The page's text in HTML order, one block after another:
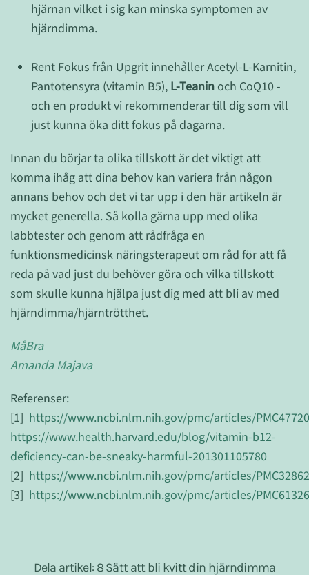
hjärnan vilket i sig kan minska symptomen av
hjärndimma.
Rent Fokus från Upgrit innehåller Acetyl-L-Karnitin,
Pantotensyra (vitamin B5), L-Teanin och CoQ10 -
och en produkt vi rekommenderar till dig som vill
just kunna öka ditt fokus på dagarna.
Innan du börjar ta olika tillskott är det viktigt att
komma ihåg att dina behov kan variera från någon
annans behov och det vi tar upp i den här artikeln är
mycket generella. Så kolla gärna upp med olika
labbtester och genom att rådfråga en
funktionsmedicinsk näringsterapeut om råd för att få
reda på vad just du behöver göra och vilka tillskott
som skulle kunna hjälpa just dig med att bli av med
hjärndimma/hjärntrötthet.
MåBra
Amanda Majava
Referenser:
[1] https://www.ncbi.nlm.nih.gov/pmc/articles/
https://www.health.harvard.edu/blog/vitamin-b12-
deficiency-can-be-sneaky-harmful-201301105780
[2] https://www.ncbi.nlm.nih.gov/pmc/articles/
[3] https://www.ncbi.nlm.nih.gov/pmc/articles/
Dela artikel: 8 Sätt att bli kvitt din hjärndimma